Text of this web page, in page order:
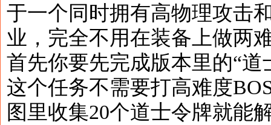
于一个同时拥有高物理攻击
业，完全不用在装备上做两
首先你要先完成版本里的“道
这个任务不需要打高难度
图里收集20个道士令牌就能